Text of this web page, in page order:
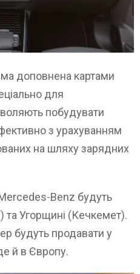
доповнена картами
для
побудувати
з урахуванням
на шляху зарядних
Benz будуть
та Угорщині (Кечкемет).
будуть продавати у
й в Європу.